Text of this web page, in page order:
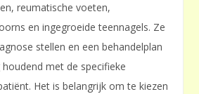
reumatische voeten,
en ingegroeide teennagels. Ze
stellen en een behandelplan
met de specifieke
Het is belangrijk om te kiezen